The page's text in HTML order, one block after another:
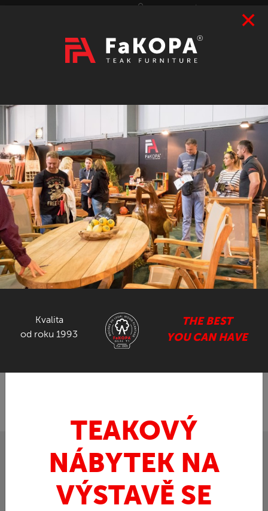
×
Kvalita
od roku 1993
THE BEST
YOU CAN HAVE
TEAKOVÝ
NÁBYTEK NA
VÝSTAVĚ SE
VÝSTAVY 2026
prázdný
CZK EUR
TEAK
ART / DOPLŇKY
RATAN
NÁBYTEK ZE SUARU
GASTRO NÁBYTEK